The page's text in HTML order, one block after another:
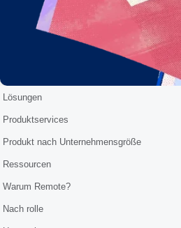
Lösungen
Produktservices
Produkt nach Unternehmensgröße
Ressourcen
Warum Remote?
Nach rolle